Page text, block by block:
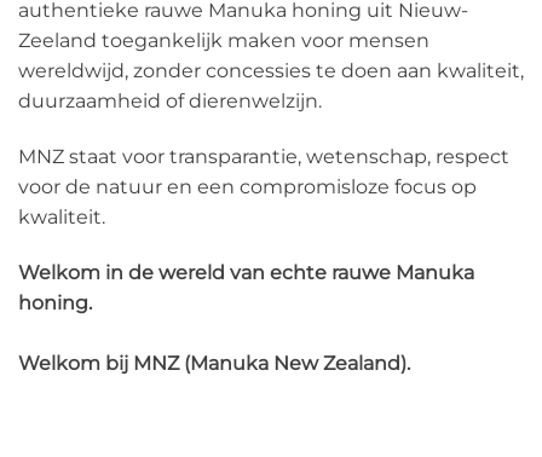
authentieke rauwe Manuka honing uit Nieuw-
Zeeland toegankelijk maken voor mensen
wereldwijd, zonder concessies te doen aan kwaliteit,
duurzaamheid of dierenwelzijn.
MNZ staat voor transparantie, wetenschap, respect
voor de natuur en een compromisloze focus op
kwaliteit.
Welkom in de wereld van echte rauwe Manuka
honing.
Welkom bij MNZ (Manuka New Zealand).